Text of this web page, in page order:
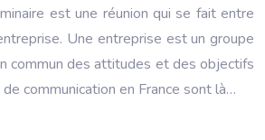
est une réunion qui se fait entre
Une entreprise est un groupe
commun des attitudes et des objectifs
de communication en France sont là…